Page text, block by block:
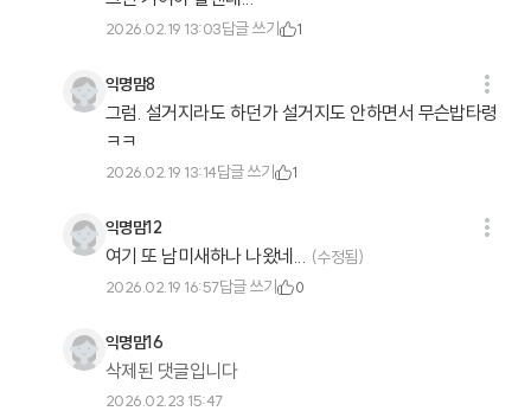
2026.02.19 13:03답글 쓰기 1
익명맘8
그럼. 설거지라도 하던가 설거지도 안하면서 무슨밥타령
ㅋㅋ
2026.02.19 13:14답글 쓰기 1
익명맘12
여기 또 남미새하나 나왔네... (수정됨)
2026.02.19 16:57답글 쓰기 0
익명맘16
삭제된 댓글입니다
2026.02.23 15:47